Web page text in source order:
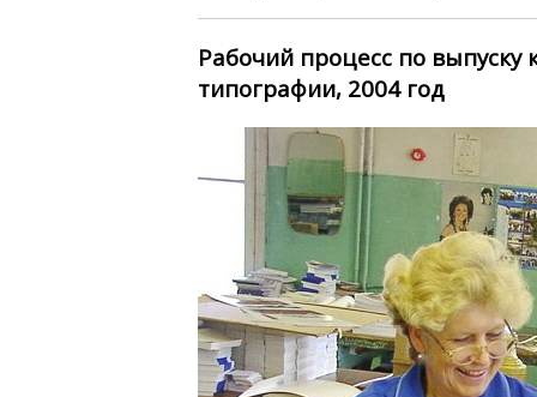
Рабочий процесс по выпуску
типографии, 2004 год